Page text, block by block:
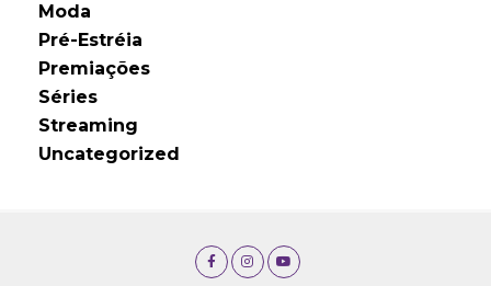
Moda
Pré-Estréia
Premiações
Séries
Streaming
Uncategorized